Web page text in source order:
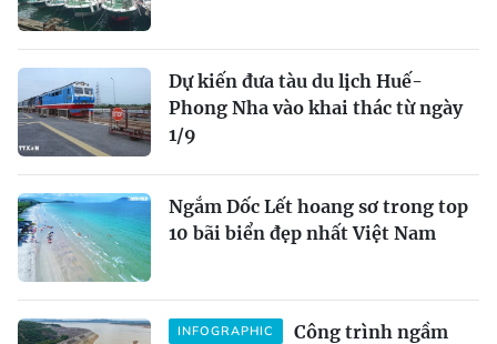
Dự kiến đưa tàu du lịch Huế-
Phong Nha vào khai thác từ ngày
1/9
Ngắm Dốc Lết hoang sơ trong top
10 bãi biển đẹp nhất Việt Nam
INFOGRAPHIC
Công trình ngầm